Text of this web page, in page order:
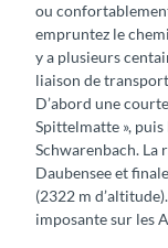
ou
empruntez le
y a plusieurs
liaison de
D’abord une
Spittelmatte », puis
Schwarenbach. La
Daubensee et
(2322 m
imposante sur les